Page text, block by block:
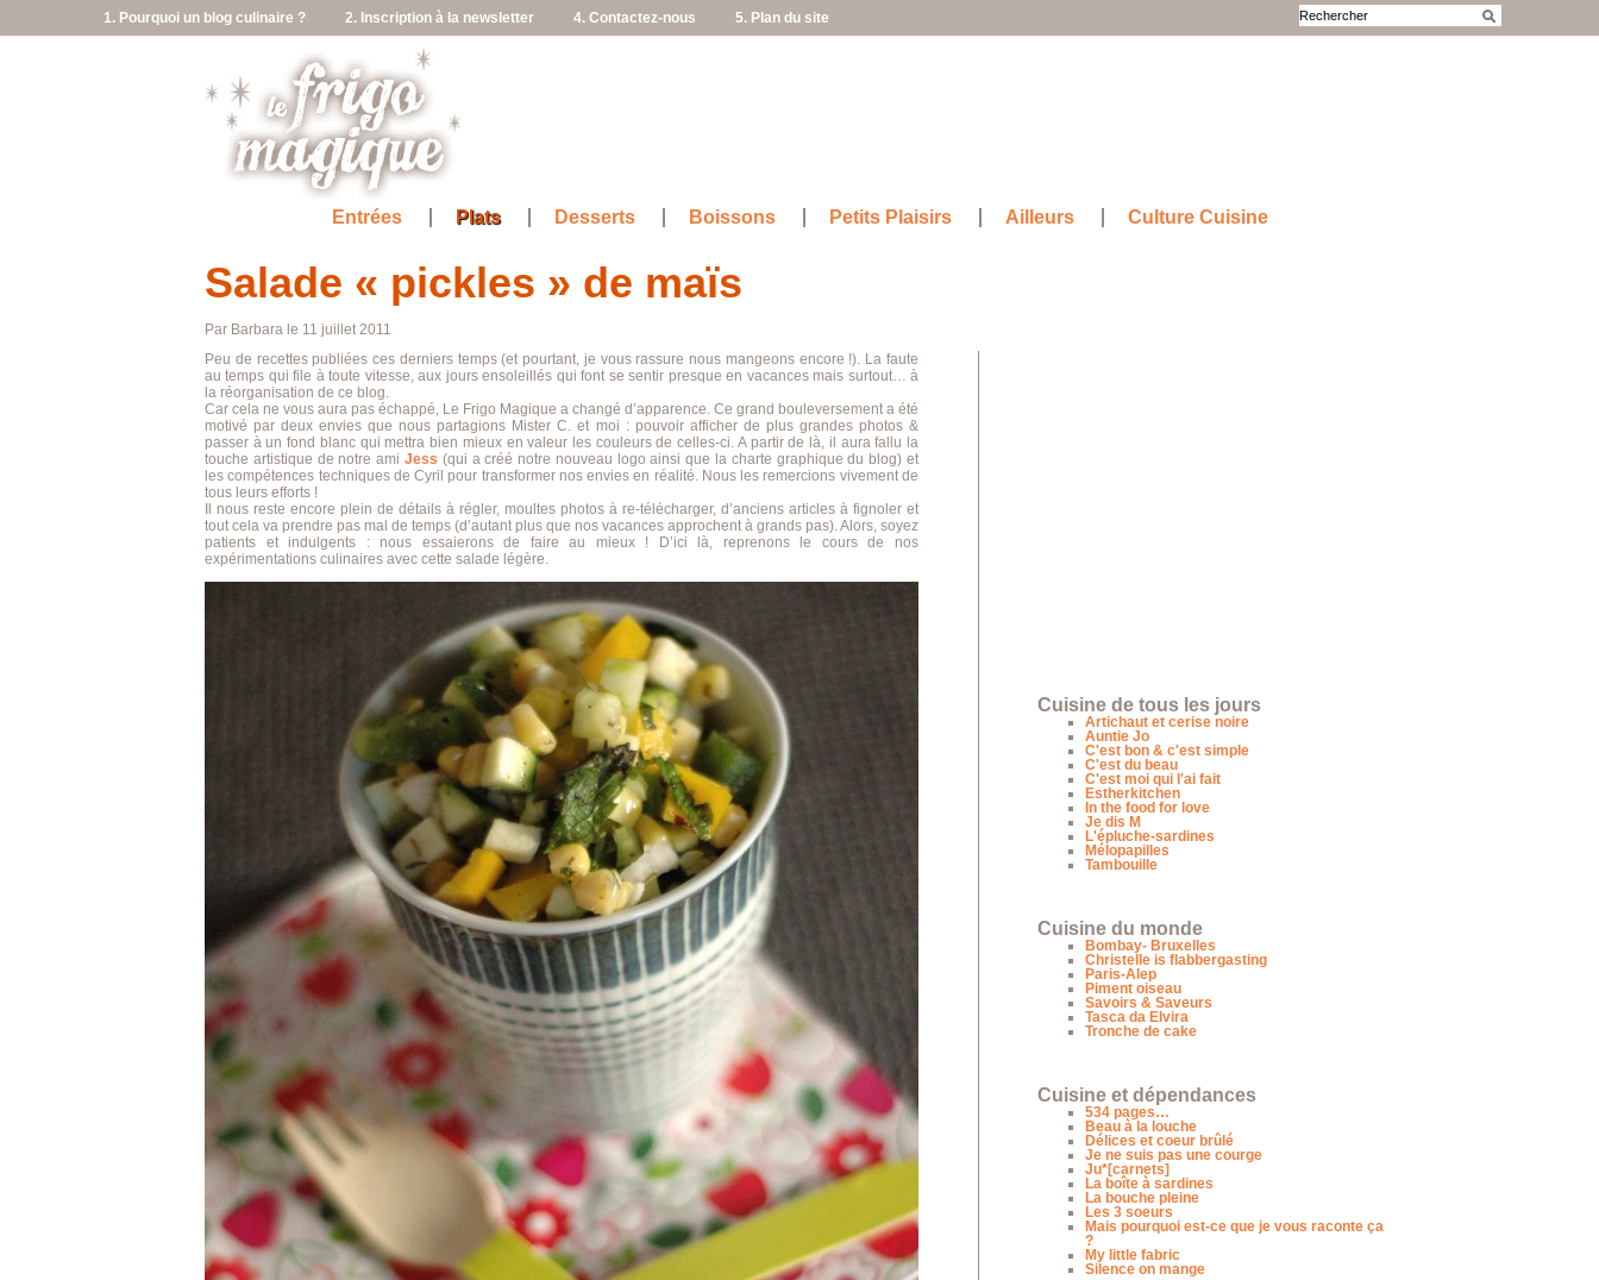
1. Pourquoi un blog culinaire ? 2. Inscription à la newsletter 4. Contactez-nous 5. Plan du site
Entrées Plats Desserts Boissons Petits Plaisirs Ailleurs Culture Cuisine
Salade « pickles » de maïs
Par Barbara le 11 juillet 2011
Peu de recettes publiées ces derniers temps (et pourtant, je vous rassure nous mangeons encore !). La faute
au temps qui file à toute vitesse, aux jours ensoleillés qui font se sentir presque en vacances mais surtout… à
la réorganisation de ce blog.
Car cela ne vous aura pas échappé, Le Frigo Magique a changé d’apparence. Ce grand bouleversement a été
motivé par deux envies que nous partagions Mister C. et moi : pouvoir afficher de plus grandes photos &
passer à un fond blanc qui mettra bien mieux en valeur les couleurs de celles-ci. A partir de là, il aura fallu la
touche artistique de notre ami Jess (qui a créé notre nouveau logo ainsi que la charte graphique du blog) et
les compétences techniques de Cyril pour transformer nos envies en réalité. Nous les remercions vivement de
tous leurs efforts !
Il nous reste encore plein de détails à régler, moultes photos à re-télécharger, d’anciens articles à fignoler et
tout cela va prendre pas mal de temps (d’autant plus que nos vacances approchent à grands pas). Alors, soyez
patients et indulgents : nous essaierons de faire au mieux ! D’ici là, reprenons le cours de nos
expérimentations culinaires avec cette salade légère.
Cuisine de tous les jours
Artichaut et cerise noire
Auntie Jo
C'est bon & c'est simple
C'est du beau
C'est moi qui l'ai fait
Estherkitchen
In the food for love
Je dis M
L'épluche-sardines
Mélopapilles
Tambouille
Cuisine du monde
Bombay- Bruxelles
Christelle is flabbergasting
Paris-Alep
Piment oiseau
Savoirs & Saveurs
Tasca da Elvira
Tronche de cake
Cuisine et dépendances
534 pages…
Beau à la louche
Délices et coeur brûlé
Je ne suis pas une courge
Ju*[carnets]
La boîte à sardines
La bouche pleine
Les 3 soeurs
Mais pourquoi est-ce que je vous raconte ça
?
My little fabric
Silence on mange